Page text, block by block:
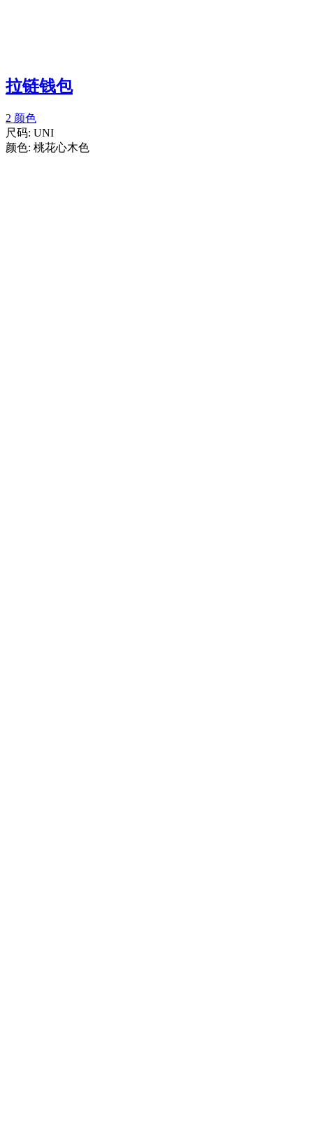
拉链钱包
2 颜色
尺码: UNI
颜色: 桃花心木色